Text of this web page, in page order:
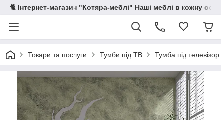
🐈 Інтернет-магазин "Котяра-меблі" Наші меблі в кожну
Товари та послуги Тумби під ТВ Тумба під